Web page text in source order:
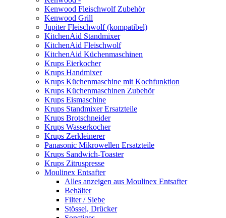
Kenwood Fleischwolf Zubehör
Kenwood Grill
Jupiter Fleischwolf (kompatibel)
KitchenAid Standmixer
KitchenAid Fleischwolf
KitchenAid Küchenmaschinen
Krups Eierkocher
Krups Handmixer
Krups Küchenmaschine mit Kochfunktion
Krups Küchenmaschinen Zubehör
Krups Eismaschine
Krups Standmixer Ersatzteile
Krups Brotschneider
Krups Wasserkocher
Krups Zerkleinerer
Panasonic Mikrowellen Ersatzteile
Krups Sandwich-Toaster
Krups Zitruspresse
Moulinex Entsafter
Alles anzeigen aus Moulinex Entsafter
Behälter
Filter / Siebe
Stössel, Drücker